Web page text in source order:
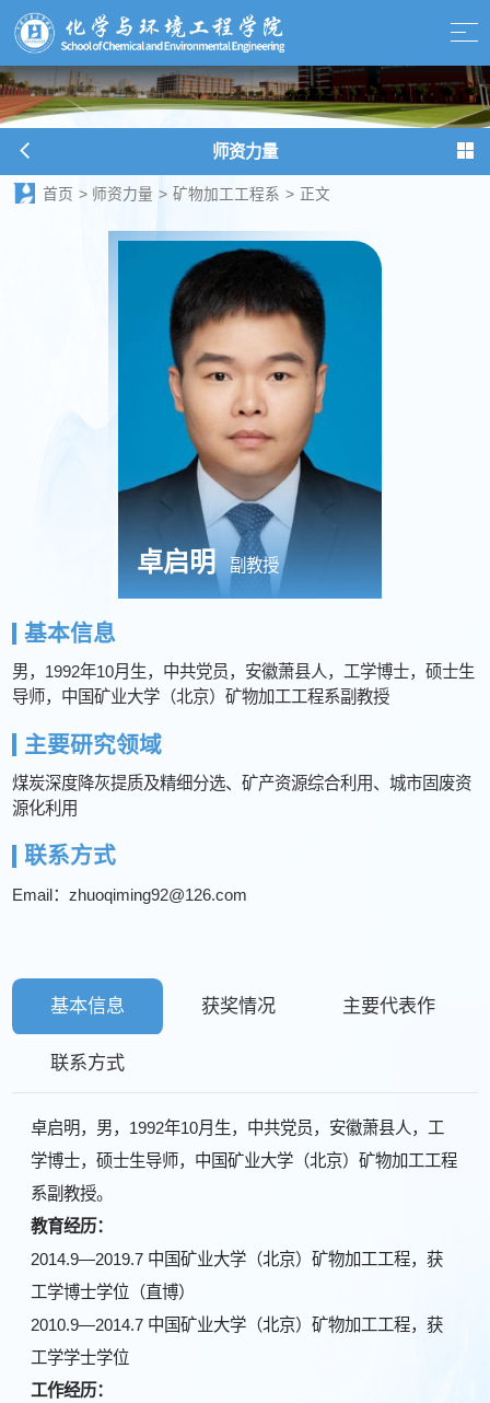
师资力量
首页 > 师资力量 > 矿物加工工程系 > 正文
卓启明 副教授
基本信息
男，1992年10月生，中共党员，安徽萧县人，工学博士，硕士生
导师，中国矿业大学（北京）矿物加工工程系副教授
主要研究领域
煤炭深度降灰提质及精细分选、矿产资源综合利用、城市固废资
源化利用
联系方式
Email：zhuoqiming92@126.com
基本信息 获奖情况 主要代表作
联系方式
卓启明，男，1992年10月生，中共党员，安徽萧县人，工
学博士，硕士生导师，中国矿业大学（北京）矿物加工工程
系副教授。
教育经历：
2014.9—2019.7 中国矿业大学（北京）矿物加工工程，获
工学博士学位（直博）
2010.9—2014.7 中国矿业大学（北京）矿物加工工程，获
工学学士学位
工作经历：